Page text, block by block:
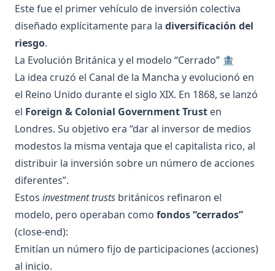
Este fue el primer vehículo de inversión colectiva
diseñado explícitamente para la diversificación del
riesgo.
La Evolución Británica y el modelo “Cerrado” 🏦
La idea cruzó el Canal de la Mancha y evolucionó en
el Reino Unido durante el siglo XIX. En 1868, se lanzó
el Foreign & Colonial Government Trust en
Londres. Su objetivo era “dar al inversor de medios
modestos la misma ventaja que el capitalista rico, al
distribuir la inversión sobre un número de acciones
diferentes”.
Estos investment trusts británicos refinaron el
modelo, pero operaban como fondos “cerrados”
(close-end):
Emitían un número fijo de participaciones (acciones)
al inicio.